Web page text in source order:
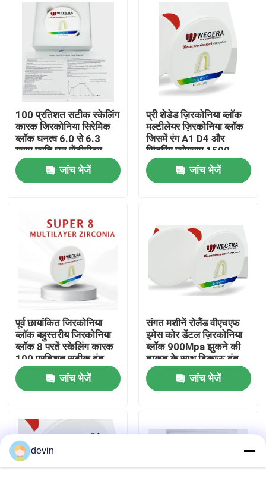
घर
वी.आर. शो
हमारे बारे में
कारखाने का दौरा
गुणवत्ता नियंत्रण
समाचार
100 प्रतिशत सटीक स्केलिंग
कारक जिरकोनिया सिरेमिक
ब्लॉक घनत्व 6.0 से 6.3
ग्राम प्रति घन सेंटीमीटर
मिलिंग और सीएडी सीएएम
सिस्टम के लिए एकदम सही
जांच भेजें
प्री शेडेड ज़िरकोनिया ब्लॉक
मल्टीलेयर ज़िरकोनिया ब्लॉक
जिसमें रंग A1 D4 और
सिंटरिंग प्रोग्राम 1500
डिग्री डेंटल क्राउन के लिए
आदर्श है
जांच भेजें
पूर्व छायांकित जिरकोनिया
ब्लॉक बहुस्तरीय जिरकोनिया
ब्लॉक 8 परतें स्केलिंग कारक
100 प्रतिशत सटीक दंत
बहाली सामग्री
जांच भेजें
संगत मशीनें रोलैंड वीएचएफ
इमेस कोर डेंटल ज़िरकोनिया
ब्लॉक 900Mpa झुकने की
ताकत के साथ टिकाऊ दंत
अनुप्रयोगों के लिए उपयुक्त
जांच भेजें
devin